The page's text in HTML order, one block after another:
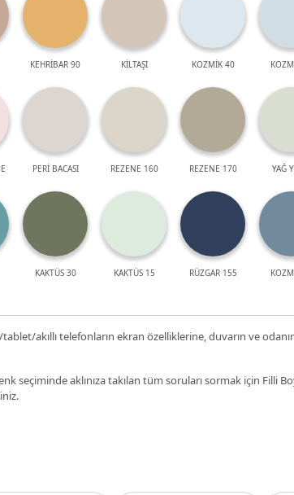
KEHRİBAR 90 KİLTAŞI KOZMİK 40
PERİ BACASI REZENE 160 REZENE 170 YAĞ
KAKTÜS 30 KAKTÜS 15 RÜZGAR 155
akıllı telefonların ekran özelliklerine, duvarın ve
seçiminde aklınıza takılan tüm soruları sormak için Filli